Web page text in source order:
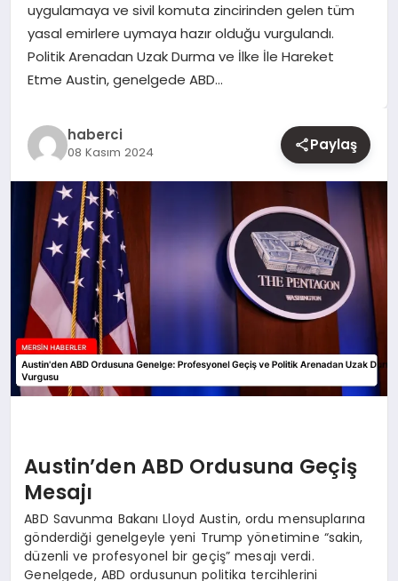
uygulamaya ve sivil komuta zincirinden gelen tüm
yasal emirlere uymaya hazır olduğu vurgulandı.
Politik Arenadan Uzak Durma ve İlke İle Hareket
Etme Austin, genelgede ABD…
haberci
08 Kasım 2024 Paylaş
Austin’den ABD Ordusuna Geçiş
Mesajı
ABD Savunma Bakanı Lloyd Austin, ordu mensuplarına
gönderdiği genelgeyle yeni Trump yönetimine “sakin,
düzenli ve profesyonel bir geçiş” mesajı verdi.
Genelgede, ABD ordusunun politika tercihlerini